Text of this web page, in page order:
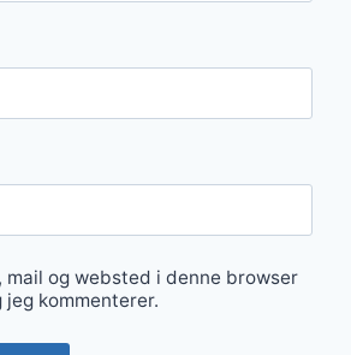
mail og websted i denne browser
kommenterer.